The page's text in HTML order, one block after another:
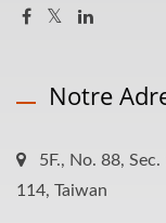
Notre
5F., No. 88,
114, Taiwan